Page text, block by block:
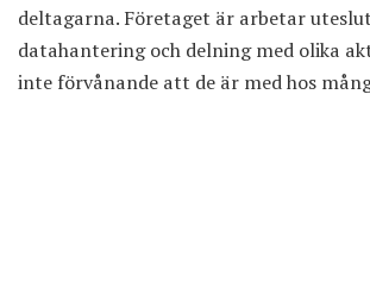
deltagarna. Företaget är arbetar
datahantering och delning med olika
inte förvånande att de är med hos